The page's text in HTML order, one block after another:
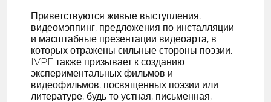
Приветствуются живые выступления,
видеомэппинг, предложения по инсталляции
и масштабные презентации видеоарта, в
которых отражены сильные стороны поэзии.
IVPF также призывает к созданию
экспериментальных фильмов и
видеофильмов, посвященных поэзии или
литературе, будь то устная, письменная,